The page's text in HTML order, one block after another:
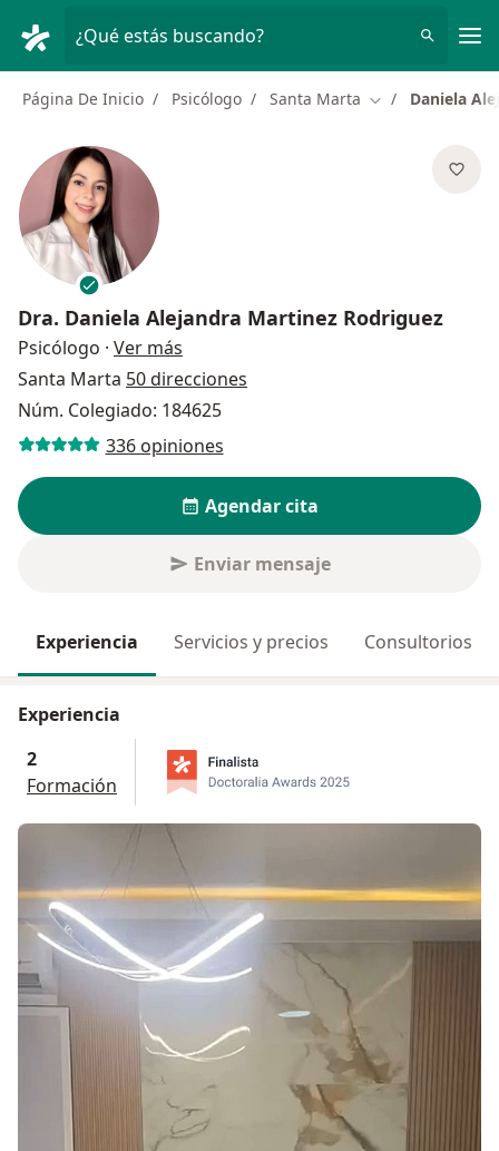
¿Qué estás buscando?
Página De Inicio Psicólogo Santa Marta Cambiar de
Daniela
Dra. Daniela Alejandra Martinez Rodriguez
Psicólogo · Ver más
Santa Marta 50 direcciones
Núm. Colegiado: 184625
336 opiniones
Agendar cita
Enviar mensaje
Experiencia Servicios y precios Consultorios
Experiencia
2
Formación